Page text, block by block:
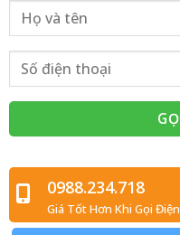
0988.234.718
Giá Tốt Hơn Khi Gọi Điện